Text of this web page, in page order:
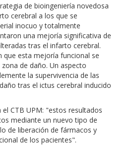
de bioingeniería novedosa
cerebral a los que se
inocuo y totalmente
una mejoría significativa de
tras el infarto cerebral.
que esta mejoría funcional se
de daño. Un aspecto
la supervivencia de las
tras el ictus cerebral inducido
CTB UPM: "estos resultados
mediante un nuevo tipo de
de liberación de fármacos y
de los pacientes".